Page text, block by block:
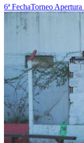
6ª FechaTorneo Apertura